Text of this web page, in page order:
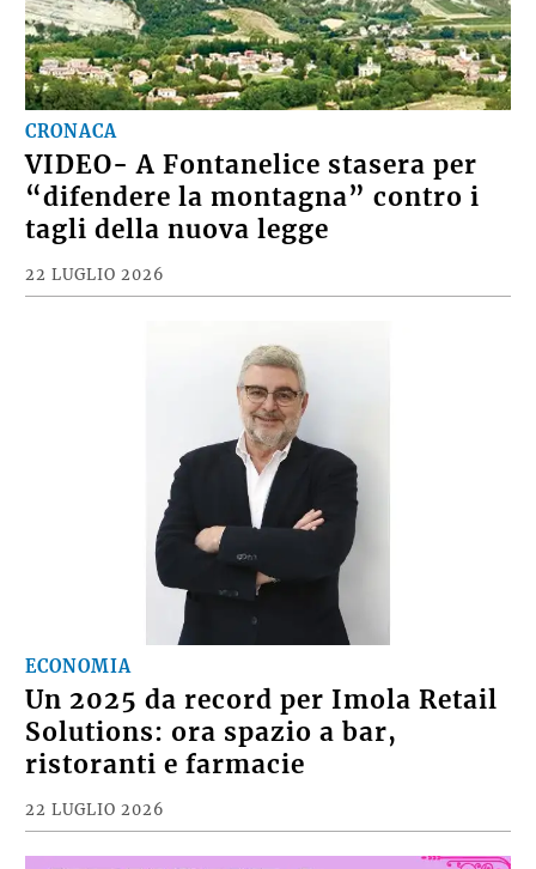
CRONACA
VIDEO- A Fontanelice stasera per
“difendere la montagna” contro i
tagli della nuova legge
22 LUGLIO 2026
ECONOMIA
Un 2025 da record per Imola Retail
Solutions: ora spazio a bar,
ristoranti e farmacie
22 LUGLIO 2026